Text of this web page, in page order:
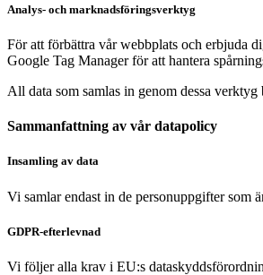
Analys- och marknadsföringsverktyg
För att förbättra vår webbplats och erbjuda
Google Tag Manager för att hantera
All data som samlas in genom dessa
Sammanfattning av vår datapolicy
Insamling av data
Vi samlar endast in de personuppgifter som
GDPR-efterlevnad
Vi följer alla krav i EU:s